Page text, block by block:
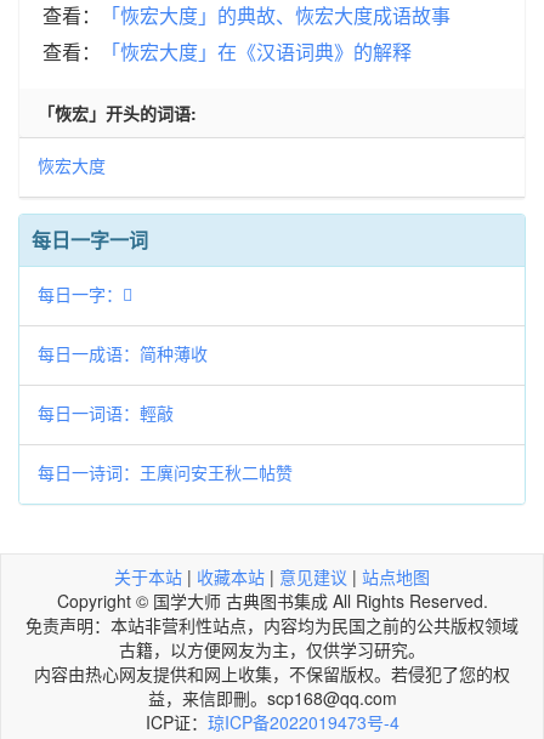
查看：
「恢宏大度」的典故、恢宏大度成语故事
查看：
「恢宏大度」在《汉语词典》的解释
「恢宏」开头的词语:
恢宏大度
每日一字一词
每日一字：𢧘
每日一成语：简种薄收
每日一词语：輕敲
每日一诗词：王廙问安王秋二帖赞
关于本站 | 收藏本站 | 意见建议 | 站点地图
Copyright © 国学大师 古典图书集成 All Rights Reserved.
免责声明：本站非营利性站点，内容均为民国之前的公共版权领域
古籍，以方便网友为主，仅供学习研究。
内容由热心网友提供和网上收集，不保留版权。若侵犯了您的权
益，来信即刪。scp168@qq.com
ICP证： 琼ICP备2022019473号-4